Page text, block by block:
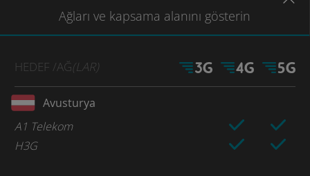
Ağları ve kapsama alanını gösterin
HEDEF /AĞ(LAR)
Avusturya
A1 Telekom
H3G